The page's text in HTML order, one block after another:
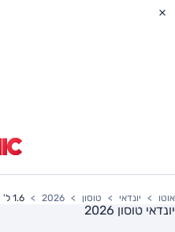
אוטו יונדאי טוסון 2026 1.6 ל' טורבו, אוט', Elite ,2x4
יונדאי טוסון 2026